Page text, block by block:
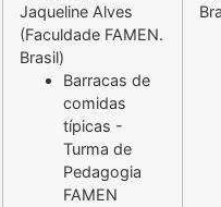
Jaqueline Alves
(Faculdade FAMEN.
Brasil)
Barracas de
comidas
típicas -
Turma de
Pedagogia
FAMEN